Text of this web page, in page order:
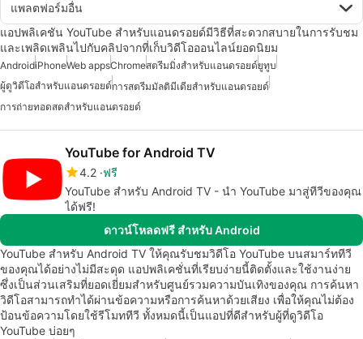
แพลตฟอร์มอื่น
แอปพลิเคชัน YouTube สำหรับแอนดรอยด์มีวิธีที่สะดวกสบายในการรับชม
และเพลิดเพลินไปกับคลิปจากที่เก็บวิดีโอออนไลน์ยอดนิยม
AndroidiPhoneWeb appsChromeสตรีมมิ่งสำหรับแอนดรอยด์ยูทูบ
ผู้ดูวิดีโอสำหรับแอนดรอยด์การสตรีมมัลติมีเดียสำหรับแอนดรอยด์
การถ่ายทอดสดสำหรับแอนดรอยด์
YouTube for Android TV
4.2 ฟรี
YouTube สำหรับ Android TV - นำ YouTube มาสู่ทีวีของคุณ
ได้ฟรี!
ดาวน์โหลดฟรี สำหรับ Android
YouTube สำหรับ Android TV ให้คุณรับชมวิดีโอ YouTube บนสมาร์ททีวี
ของคุณได้อย่างไม่มีสะดุด แอปพลิเคชั่นที่เรียบง่ายนี้ติดตั้งและใช้งานง่าย
ซึ่งเป็นส่วนเสริมที่ยอดเยี่ยมสำหรับศูนย์รวมความบันเทิงของคุณ การค้นหา
วิดีโอสามารถทำได้ผ่านข้อความหรือการค้นหาด้วยเสียง เพื่อให้คุณไม่ต้อง
ป้อนข้อความโดยใช้รีโมททีวี ทั้งหมดนี้เป็นแอปที่ดีสำหรับผู้ที่ดูวิดีโอ
YouTube บ่อยๆ